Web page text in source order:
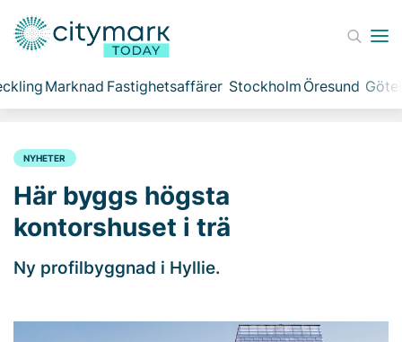
Marknad Fastighetsaffärer Stockholm Öresund
NYHETER
Här byggs högsta
kontorshuset i trä
Ny profilbyggnad i Hyllie.